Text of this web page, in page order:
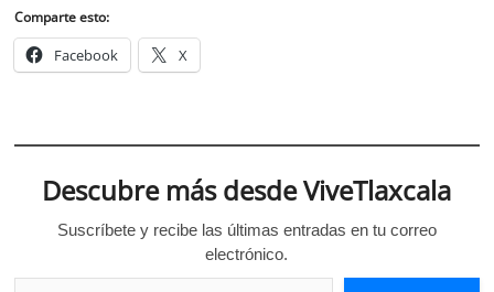
Comparte esto:
Facebook X
Descubre más desde ViveTlaxcala
Suscríbete y recibe las últimas entradas en tu correo
electrónico.
Escribe tu correo electrónico…